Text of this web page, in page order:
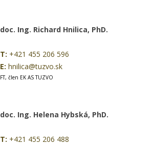
doc. Ing. Richard Hnilica, PhD.
T: +421 455 206 596
E: hnilica@tuzvo.sk
FT, člen EK AS TUZVO
doc. Ing. Helena Hybská, PhD.
T: +421 455 206 488